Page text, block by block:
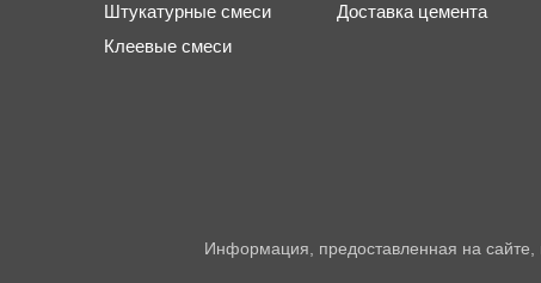
Штукатурные смеси
Клеевые смеси
Доставка цемента
Информация, предоставленная на